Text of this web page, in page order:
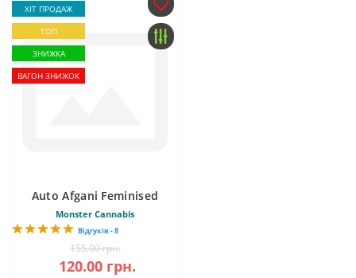
ХІТ ПРОДАЖ
ТОП
ЗНИЖКА
ВАГОН ЗНИЖОК
Auto Afgani Feminised
Monster Cannabis
Відгуків - 8
155.00 грн.
120.00 грн.